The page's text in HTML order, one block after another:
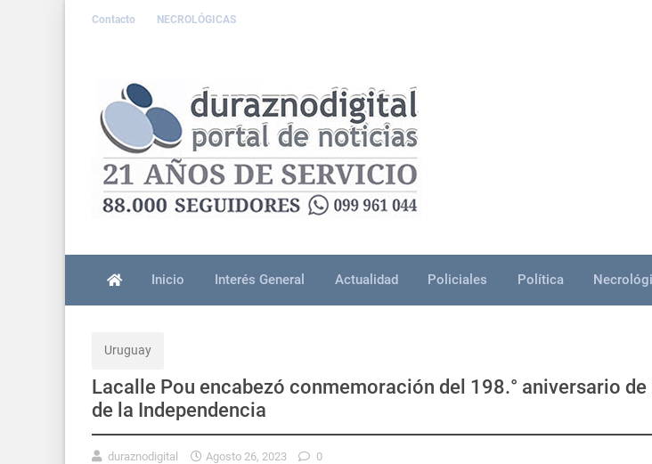
Contacto NECROLÓGICAS
Inicio Interés General Actualidad Policiales Política
Uruguay
Lacalle Pou encabezó conmemoración del 198.° aniversario
de la Independencia
duraznodigital Agosto 26, 2023 0